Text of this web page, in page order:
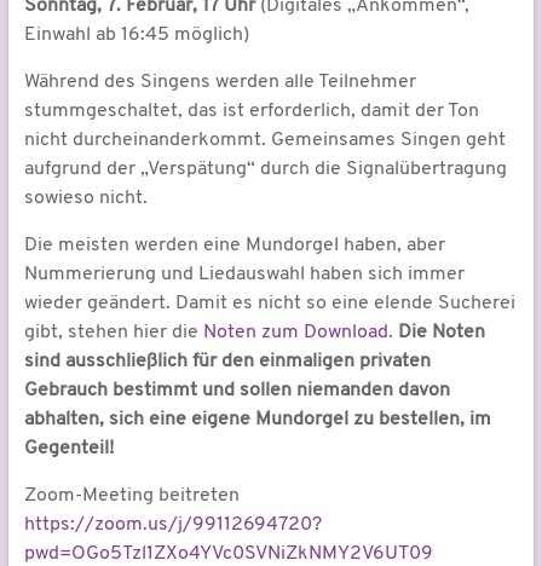
Sonntag, 7. Februar, 17 Uhr(Digitales „Ankommen“,
Einwahl ab 16:45 möglich)
Während des Singens werden alle Teilnehmer
stummgeschaltet, das ist erforderlich, damit der Ton
nicht durcheinanderkommt. Gemeinsames Singen geht
aufgrund der „Verspätung“ durch die Signalübertragung
sowieso nicht.
Die meisten werden eine Mundorgel haben, aber
Nummerierung und Liedauswahl haben sich immer
wieder geändert. Damit es nicht so eine elende Sucherei
gibt, stehen hier die Noten zum Download. Die Noten
sind ausschließlich für den einmaligen privaten
Gebrauch bestimmt und sollen niemanden davon
abhalten, sich eine eigene Mundorgel zu bestellen, im
Gegenteil!
Zoom-Meeting beitreten
https://zoom.us/j/99112694720?
pwd=OGo5Tzl1ZXo4YVc0SVNiZkNMY2V6UT09